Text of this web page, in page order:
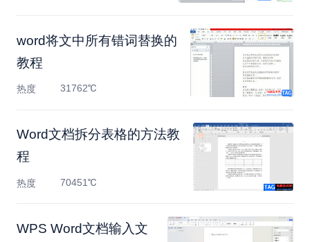
word将文中所有错词替换的
教程
热度 31762℃
Word文档拆分表格的方法教
程
热度 70451℃
WPS Word文档输入文